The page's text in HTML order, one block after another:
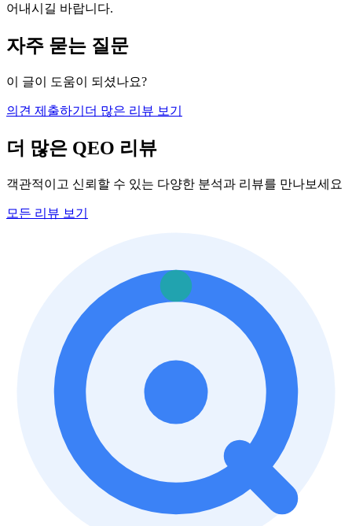
어내시길 바랍니다.
자주 묻는 질문
이 글이 도움이 되셨나요?
의견 제출하기 더 많은 리뷰 보기
더 많은 QEO 리뷰
객관적이고 신뢰할 수 있는 다양한 분석과 리뷰를 만나보세요
모든 리뷰 보기